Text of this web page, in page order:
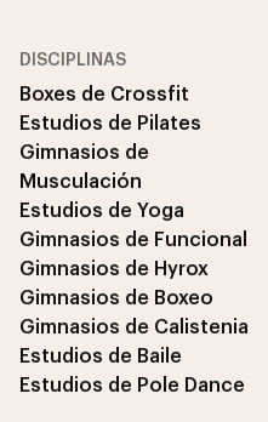
DISCIPLINAS
Boxes de Crossfit
Estudios de Pilates
Gimnasios de
Musculación
Estudios de Yoga
Gimnasios de Funcional
Gimnasios de Hyrox
Gimnasios de Boxeo
Gimnasios de Calistenia
Estudios de Baile
Estudios de Pole Dance